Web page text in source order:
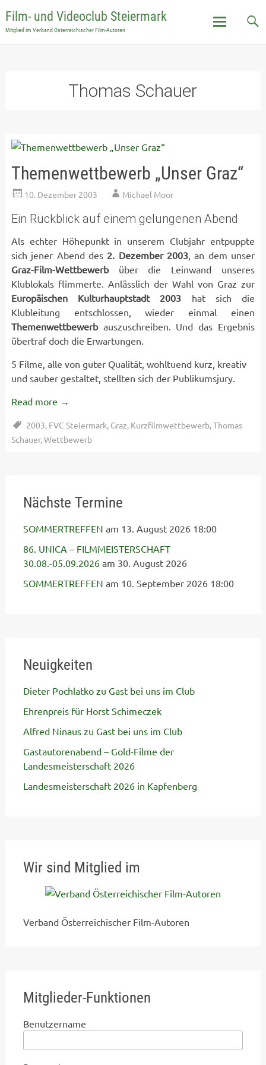
Film- und Videoclub Steiermark
Mitglied im Verband Österreichischer Film-Autoren
Thomas Schauer
Themenwettbewerb „Unser Graz“
10. Dezember 2003 Michael Moor
Ein Rückblick auf einem gelungenen Abend
Als echter Höhepunkt in unserem Clubjahr entpuppte
sich jener Abend des 2. Dezember 2003, an dem unser
Graz-Film-Wettbewerbüber die Leinwand unseres
Klublokals flimmerte. Anlässlich der Wahl von Graz zur
Europäischen
Kulturhauptstadt 2003 hat sich die
Klubleitung entschlossen, wieder einmal einen
Themenwettbewerbauszuschreiben. Und das Ergebnis
übertraf doch die Erwartungen.
5 Filme, alle von guter Qualität, wohltuend kurz, kreativ
und sauber gestaltet, stellten sich der Publikumsjury.
Read more →
2003, FVC Steiermark, Graz, Kurzfilmwettbewerb,Thomas
Schauer,Wettbewerb
Nächste Termine
SOMMERTREFFEN am 13. August 2026 18:00
86. UNICA – FILMMEISTERSCHAFT
30.08.-05.09.2026am 30. August 2026
SOMMERTREFFEN am 10. September 2026 18:00
Neuigkeiten
Dieter Pochlatko zu Gast bei uns im Club
Ehrenpreis für Horst Schimeczek
Alfred Ninaus zu Gast bei uns im Club
Gastautorenabend – Gold-Filme der
Landesmeisterschaft 2026
Landesmeisterschaft 2026 in Kapfenberg
Wir sind Mitglied im
Verband Österreichischer Film-Autoren
Mitglieder-Funktionen
Benutzername